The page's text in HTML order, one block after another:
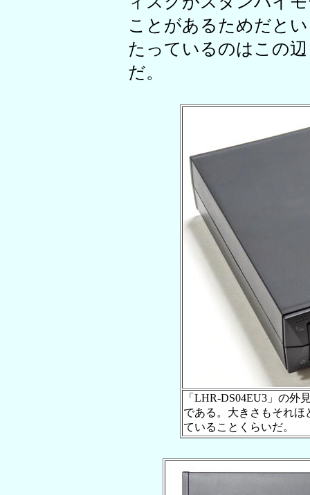
ことがあるためだと
たっているのはこの
だ。
「LHR-DS04EU3」の外
である。大きさもそれ
ていることくらいだ。